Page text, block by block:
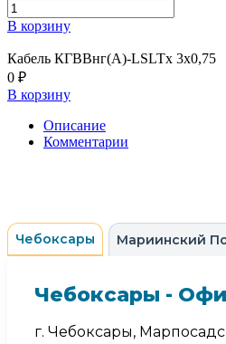
В корзину
Кабель КГВВнг(А)-LSLTx 3х0,75
0 ₽
В корзину
Описание
Комментарии
Чебоксары Мариинский
Чебоксары -
г. Чебоксары,